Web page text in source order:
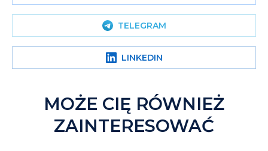
TELEGRAM
LINKEDIN
MOŻE CIĘ RÓWNIEŻ
ZAINTERESOWAĆ